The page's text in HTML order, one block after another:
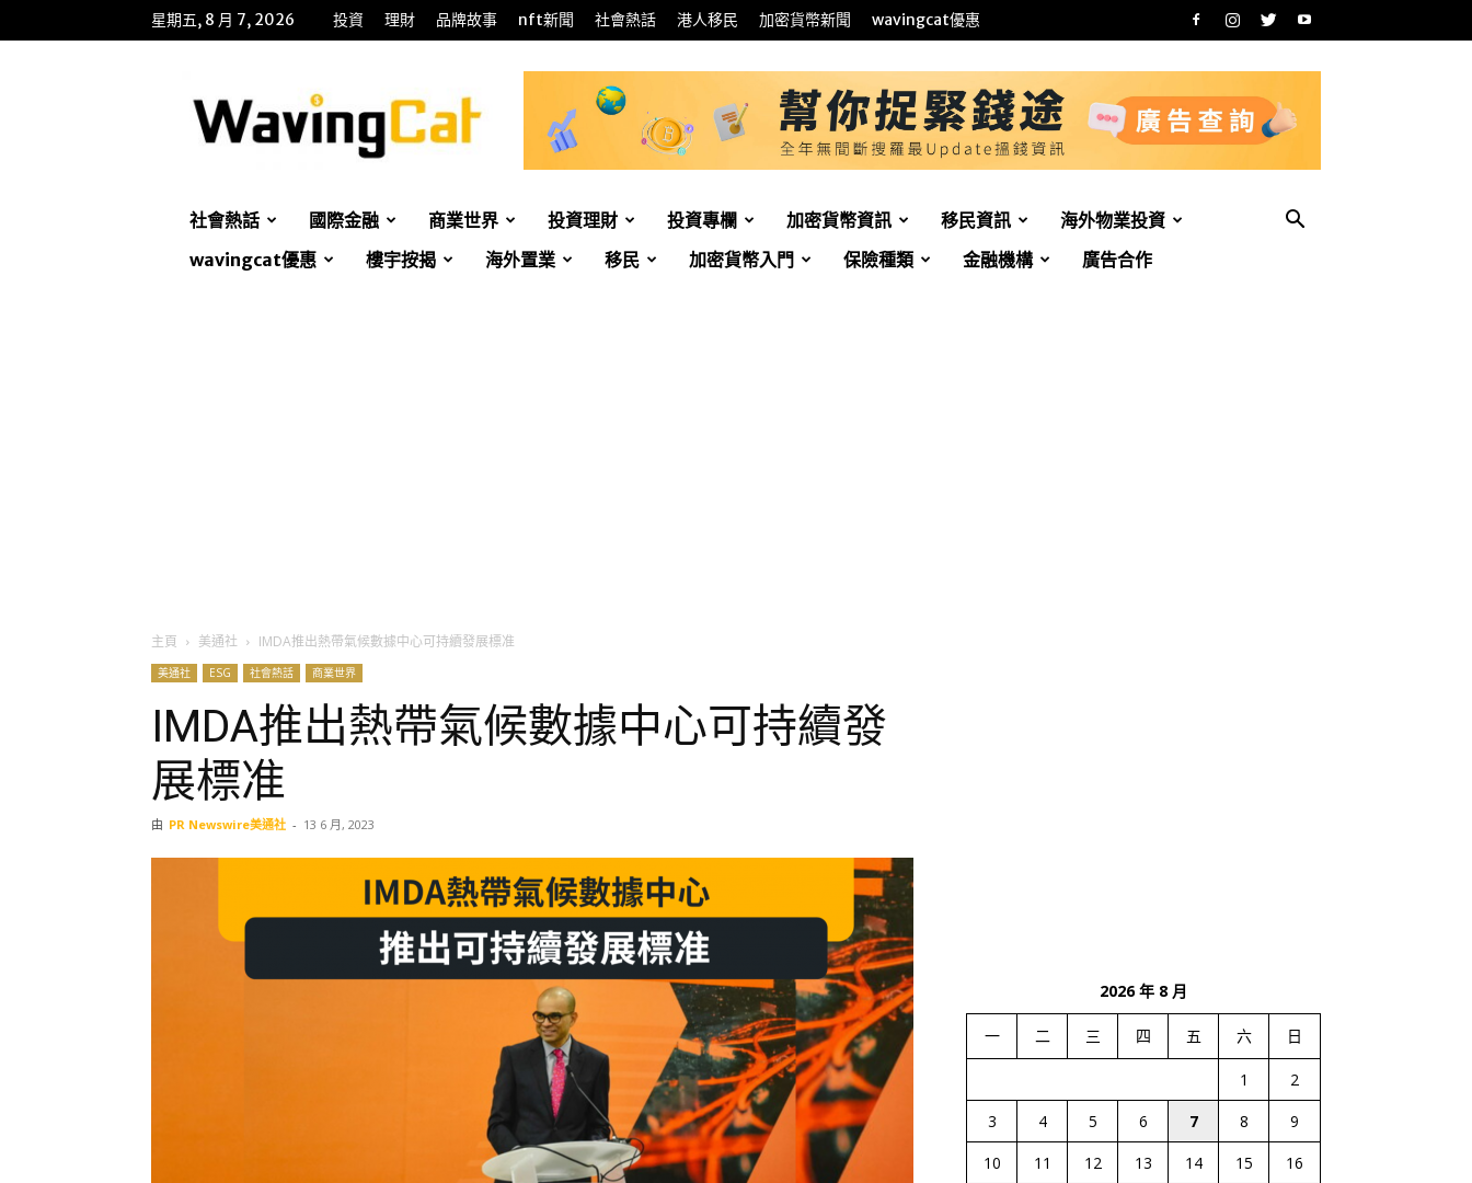
星期五, 8 月 7, 2026 投資 理財 品牌故事 nft新聞 社會熱話 港人移民 加密貨幣新聞 wavingcat優惠
招
財
貓
社會熱話 國際金融 商業世界 投資理財 投資專欄 加密貨幣資訊 移民資訊
海外物業投資
wavingcat優惠
樓宇按揭 海外置業 移民 加密貨幣入門 保險種類 金融機構 廣告合作
主頁 美通社 IMDA推出熱帶氣候數據中心可持續發展標准
美通社 ESG 社會熱話 商業世界
IMDA推出熱帶氣候數據中心可持續發
展標准
由 PR Newswire美通社 - 13 6 月, 2023
2026 年 8 月
一 二 三 四 五 六 日
1
2
3
4 5 6 7 8
9
10
11 12 13 14 15
16